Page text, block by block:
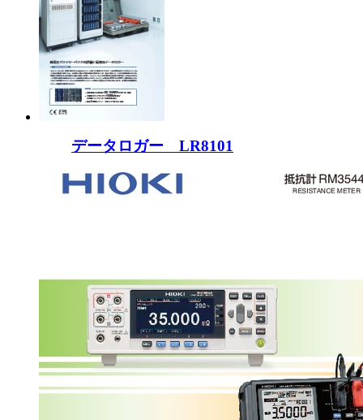
データロガー LR8101